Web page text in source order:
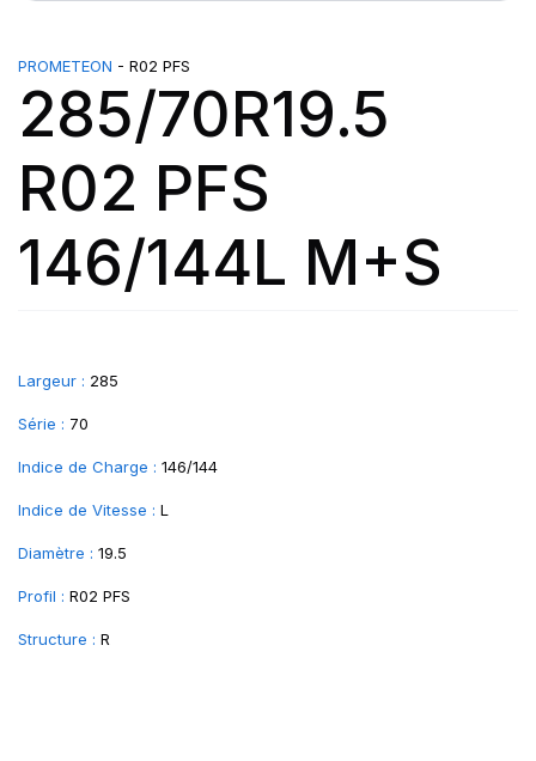
PROMETEON - R02 PFS
285/70R19.5
R02 PFS
146/144L M+S
Largeur : 285
Série : 70
Indice de Charge : 146/144
Indice de Vitesse : L
Diamètre : 19.5
Profil : R02 PFS
Structure : R